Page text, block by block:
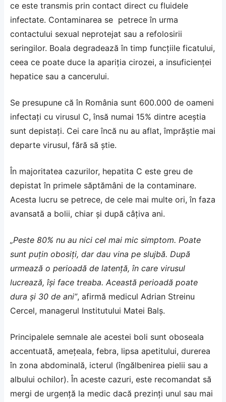
ce este transmis prin contact direct cu fluidele
infectate. Contaminarea se petrece în urma
contactului sexual neprotejat sau a refolosirii
seringilor. Boala degradează în timp funcțiile ficatului,
ceea ce poate duce la apariția cirozei, a insuficienței
hepatice sau a cancerului.
Se presupune că în România sunt 600.000 de oameni
infectați cu virusul C, însă numai 15% dintre aceștia
sunt depistați. Cei care încă nu au aflat, împrăștie mai
departe virusul, fără să știe.
În majoritatea cazurilor, hepatita C este greu de
depistat în primele săptămâni de la contaminare.
Acesta lucru se petrece, de cele mai multe ori, în faza
avansată a bolii, chiar și după câțiva ani.
„Peste 80% nu au nici cel mai mic simptom. Poate
sunt puţin obosiţi, dar dau vina pe slujbă. După
urmează o perioadă de latenţă, în care virusul
lucrează, îşi face treaba. Această perioadă poate
dura şi 30 de ani”, afirmă medicul Adrian Streinu
Cercel, managerul Institutului Matei Balş.
Principalele semnale ale acestei boli sunt oboseala
accentuată, amețeala, febra, lipsa apetitului, durerea
în zona abdominală, icterul (îngălbenirea pielii sau a
albului ochilor). În aceste cazuri, este recomandat să
mergi de urgență la medic dacă prezinți unul sau mai